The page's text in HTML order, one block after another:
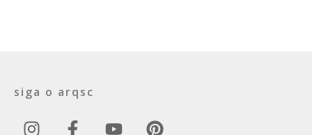
siga o arqsc